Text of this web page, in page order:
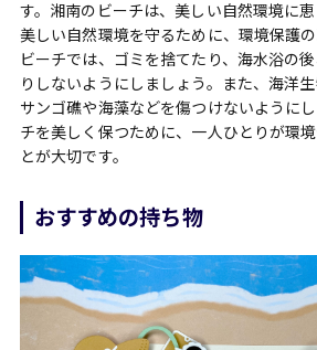
す。湘南のビーチは、美しい自然環境に
美しい自然環境を守るために、環境保護の
ビーチでは、ゴミを捨てたり、海水浴の
りしないようにしましょう。また、海洋
サンゴ礁や海藻などを傷つけないように
チを美しく保つために、一人ひとりが環
とが大切です。
おすすめの持ち物